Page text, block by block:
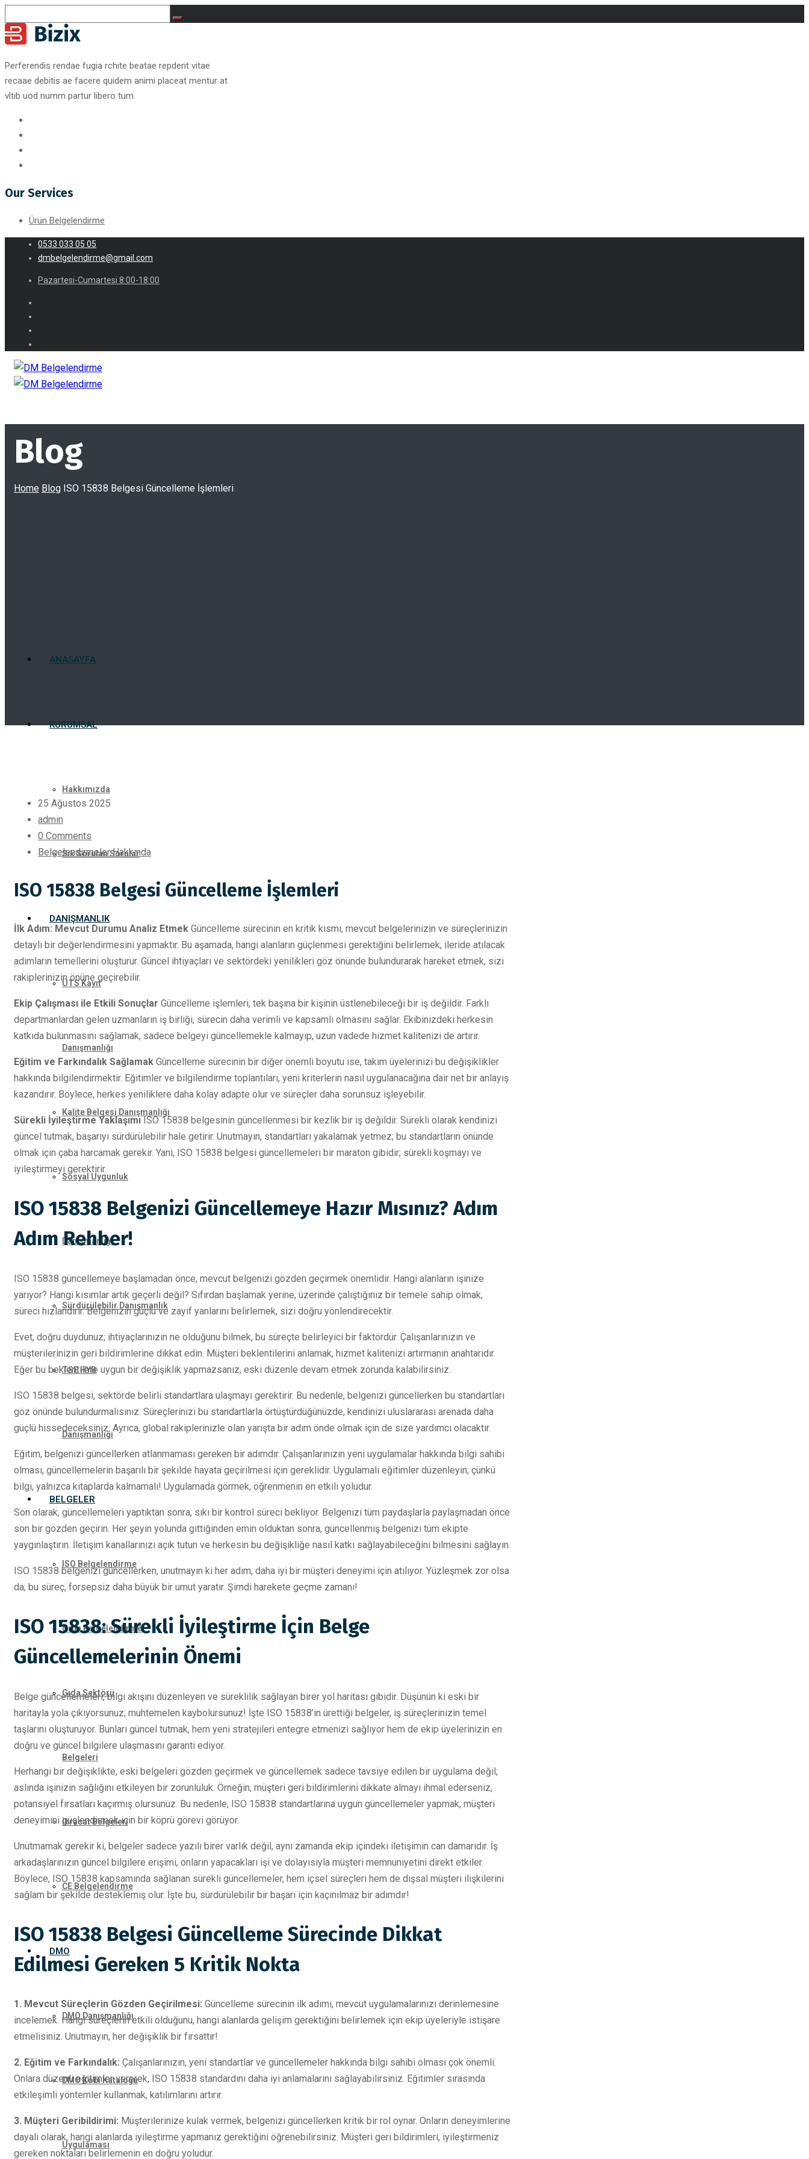
Perferendis rendae fugia rchite beatae repderit vitae
recaae debitis ae facere quidem animi placeat mentur at
vltib uod numm partur libero tum.
Our Services
Ürün Belgelendirme
0533 033 05 05
dmbelgelendirme@gmail.com
Pazartesi-Cumartesi 8:00-18:00
ANASAYFA
KURUMSAL
Hakkımızda
Sık Sorulan Sorular
DANIŞMANLIK
ÜTS Kayıt
Danışmanlığı
Kalite Belgesi Danışmanlığı
Sosyal Uygunluk
Danışmanlığı
Sürdürülebilir Danışmanlık
TSE HYB
Danışmanlığı
BELGELER
ISO Belgelendirme
Ürün Belgelendirme
Gıda Sektörü
Belgeleri
İhracat Belgeleri
CE Belgelendirme
DMO
DMO Danışmanlığı
DMO Kobi Kataloğu
Uygulaması
Blog
Home Blog ISO 15838 Belgesi Güncelleme İşlemleri
25 Ağustos 2025
admin
0 Comments
Belgelendirmeler Hakkında
ISO 15838 Belgesi Güncelleme İşlemleri
İlk Adım: Mevcut Durumu Analiz Etmek Güncelleme sürecinin en kritik kısmı, mevcut belgelerinizin ve süreçlerinizin
detaylı bir değerlendirmesini yapmaktır. Bu aşamada, hangi alanların güçlenmesi gerektiğini belirlemek, ileride atılacak
adımların temellerini oluşturur. Güncel ihtiyaçları ve sektördeki yenilikleri göz önünde bulundurarak hareket etmek, sizi
rakiplerinizin önüne geçirebilir.
Ekip Çalışması ile Etkili Sonuçlar Güncelleme işlemleri, tek başına bir kişinin üstlenebileceği bir iş değildir. Farklı
departmanlardan gelen uzmanların iş birliği, sürecin daha verimli ve kapsamlı olmasını sağlar. Ekibinizdeki herkesin
katkıda bulunmasını sağlamak, sadece belgeyi güncellemekle kalmayıp, uzun vadede hizmet kalitenizi de artırır.
Eğitim ve Farkındalık Sağlamak Güncelleme sürecinin bir diğer önemli boyutu ise, takım üyelerinizi bu değişiklikler
hakkında bilgilendirmektir. Eğitimler ve bilgilendirme toplantıları, yeni kriterlerin nasıl uygulanacağına dair net bir anlayış
kazandırır. Böylece, herkes yeniliklere daha kolay adapte olur ve süreçler daha sorunsuz işleyebilir.
Sürekli İyileştirme YaklaşımıISO 15838 belgesinin güncellenmesi bir kezlik bir iş değildir. Sürekli olarak kendinizi
güncel tutmak, başarıyı sürdürülebilir hale getirir. Unutmayın, standartları yakalamak yetmez; bu standartların önünde
olmak için çaba harcamak gerekir. Yani, ISO 15838 belgesi güncellemeleri bir maraton gibidir; sürekli koşmayı ve
iyileştirmeyi gerektirir.
ISO 15838 Belgenizi Güncellemeye Hazır Mısınız? Adım
Adım Rehber!
ISO 15838 güncellemeye başlamadan önce, mevcut belgenizi gözden geçirmek önemlidir. Hangi alanların işinize
yarıyor? Hangi kısımlar artık geçerli değil? Sıfırdan başlamak yerine, üzerinde çalıştığınız bir temele sahip olmak,
süreci hızlandırır. Belgenizin güçlü ve zayıf yanlarını belirlemek, sizi doğru yönlendirecektir.
Evet, doğru duydunuz; ihtiyaçlarınızın ne olduğunu bilmek, bu süreçte belirleyici bir faktördür. Çalışanlarınızın ve
müşterilerinizin geri bildirimlerine dikkat edin. Müşteri beklentilerini anlamak, hizmet kalitenizi artırmanın anahtarıdır.
Eğer bu beklentilere uygun bir değişiklik yapmazsanız, eski düzenle devam etmek zorunda kalabilirsiniz.
ISO 15838 belgesi, sektörde belirli standartlara ulaşmayı gerektirir. Bu nedenle, belgenizi güncellerken bu standartları
göz önünde bulundurmalısınız. Süreçlerinizi bu standartlarla örtüştürdüğünüzde, kendinizi uluslararası arenada daha
güçlü hissedeceksiniz. Ayrıca, global rakiplerinizle olan yarışta bir adım önde olmak için de size yardımcı olacaktır.
Eğitim, belgenizi güncellerken atlanmaması gereken bir adımdır. Çalışanlarınızın yeni uygulamalar hakkında bilgi sahibi
olması, güncellemelerin başarılı bir şekilde hayata geçirilmesi için gereklidir. Uygulamalı eğitimler düzenleyin; çünkü
bilgi, yalnızca kitaplarda kalmamalı! Uygulamada görmek, öğrenmenin en etkili yoludur.
Son olarak, güncellemeleri yaptıktan sonra, sıkı bir kontrol süreci bekliyor. Belgenizi tüm paydaşlarla paylaşmadan önce
son bir gözden geçirin. Her şeyin yolunda gittiğinden emin olduktan sonra, güncellenmiş belgenizi tüm ekipte
yaygınlaştırın. İletişim kanallarınızı açık tutun ve herkesin bu değişikliğe nasıl katkı sağlayabileceğini bilmesini sağlayın.
ISO 15838 belgenizi güncellerken, unutmayın ki her adım, daha iyi bir müşteri deneyimi için atılıyor. Yüzleşmek zor olsa
da; bu süreç, forsepsiz daha büyük bir umut yaratır. Şimdi harekete geçme zamanı!
ISO 15838: Sürekli İyileştirme İçin Belge
Güncellemelerinin Önemi
Belge güncellemeleri, bilgi akışını düzenleyen ve süreklilik sağlayan birer yol haritası gibidir. Düşünün ki eski bir
haritayla yola çıkıyorsunuz; muhtemelen kaybolursunuz! İşte ISO 15838’in ürettiği belgeler, iş süreçlerinizin temel
taşlarını oluşturuyor. Bunları güncel tutmak, hem yeni stratejileri entegre etmenizi sağlıyor hem de ekip üyelerinizin en
doğru ve güncel bilgilere ulaşmasını garanti ediyor.
Herhangi bir değişiklikte, eski belgeleri gözden geçirmek ve güncellemek sadece tavsiye edilen bir uygulama değil;
aslında işinizin sağlığını etkileyen bir zorunluluk. Örneğin, müşteri geri bildirimlerini dikkate almayı ihmal ederseniz,
potansiyel fırsatları kaçırmış olursunuz. Bu nedenle, ISO 15838 standartlarına uygun güncellemeler yapmak, müşteri
deneyimini güçlendirmek için bir köprü görevi görüyor.
Unutmamak gerekir ki, belgeler sadece yazılı birer varlık değil, aynı zamanda ekip içindeki iletişimin can damarıdır. İş
arkadaşlarınızın güncel bilgilere erişimi, onların yapacakları işi ve dolayısıyla müşteri memnuniyetini direkt etkiler.
Böylece, ISO 15838 kapsamında sağlanan sürekli güncellemeler, hem içsel süreçleri hem de dışsal müşteri ilişkilerini
sağlam bir şekilde desteklemiş olur. İşte bu, sürdürülebilir bir başarı için kaçınılmaz bir adımdır!
ISO 15838 Belgesi Güncelleme Sürecinde Dikkat
Edilmesi Gereken 5 Kritik Nokta
1. Mevcut Süreçlerin Gözden Geçirilmesi: Güncelleme sürecinin ilk adımı, mevcut uygulamalarınızı derinlemesine
incelemek. Hangi süreçlerin etkili olduğunu, hangi alanlarda gelişim gerektiğini belirlemek için ekip üyeleriyle istişare
etmelisiniz. Unutmayın, her değişiklik bir fırsattır!
2. Eğitim ve Farkındalık: Çalışanlarınızın, yeni standartlar ve güncellemeler hakkında bilgi sahibi olması çok önemli.
Onlara düzenli eğitimler vererek, ISO 15838 standardını daha iyi anlamalarını sağlayabilirsiniz. Eğitimler sırasında
etkileşimli yöntemler kullanmak, katılımlarını artırır.
3. Müşteri Geribildirimi: Müşterilerinize kulak vermek, belgenizi güncellerken kritik bir rol oynar. Onların deneyimlerine
dayalı olarak, hangi alanlarda iyileştirme yapmanız gerektiğini öğrenebilirsiniz. Müşteri geri bildirimleri, iyileştirmeniz
gereken noktaları belirlemenin en doğru yoludur.